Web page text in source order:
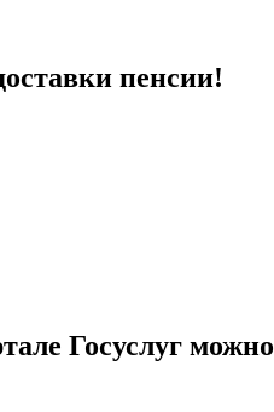
пенсии!
Госуслуг можно